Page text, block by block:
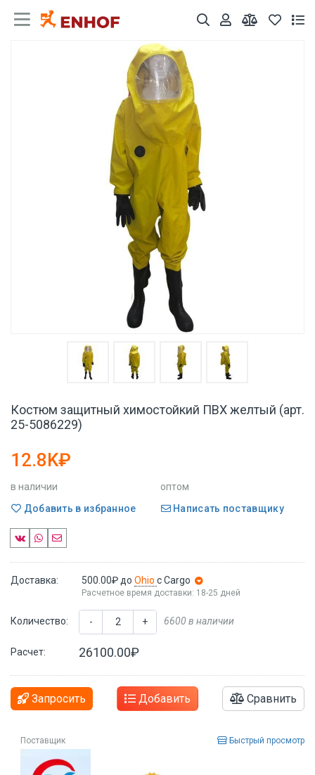
Костюм защитный химостойкий ПВХ желтый (арт.
25-5086229)
12.8K₽
в наличии
оптом
Добавить в избранное
Написать поставщику
Доставка: 500.00₽ до Ohio с Cargo
Расчетное время доставки: 18-25 дней
Количество: - + 6600 в наличии
Расчет: 26100.00₽
Запросить Добавить Сравнить
Поставщик Быстрый просмотр